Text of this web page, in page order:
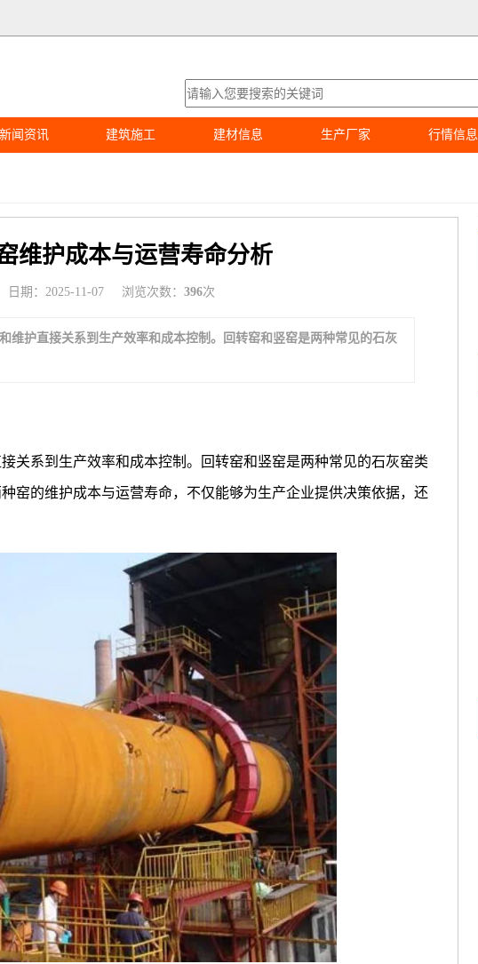
新闻资讯 建筑施工 建材信息 生产厂家 行情信息
维护成本与运营寿命分析
日期：2025-11-07 浏览次数：396次
维护直接关系到生产效率和成本控制。回转窑和竖窑是两种常见的石灰
关系到生产效率和成本控制。回转窑和竖窑是两种常见的石灰窑类
窑的维护成本与运营寿命，不仅能够为生产企业提供决策依据，还